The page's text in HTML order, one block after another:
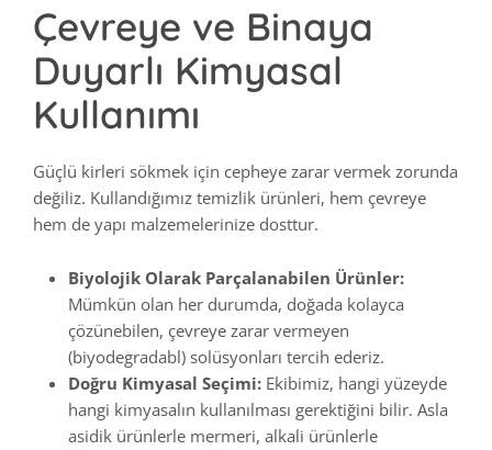
Çevreye ve Binaya
Duyarlı Kimyasal
Kullanımı
Güçlü kirleri sökmek için cepheye zarar vermek zorunda
değiliz. Kullandığımız temizlik ürünleri, hem çevreye
hem de yapı malzemelerinize dosttur.
Biyolojik Olarak Parçalanabilen Ürünler:
Mümkün olan her durumda, doğada kolayca
çözünebilen, çevreye zarar vermeyen
(biyodegradabl) solüsyonları tercih ederiz.
Doğru Kimyasal Seçimi: Ekibimiz, hangi yüzeyde
hangi kimyasalın kullanılması gerektiğini bilir. Asla
asidik ürünlerle mermeri, alkali ürünlerle